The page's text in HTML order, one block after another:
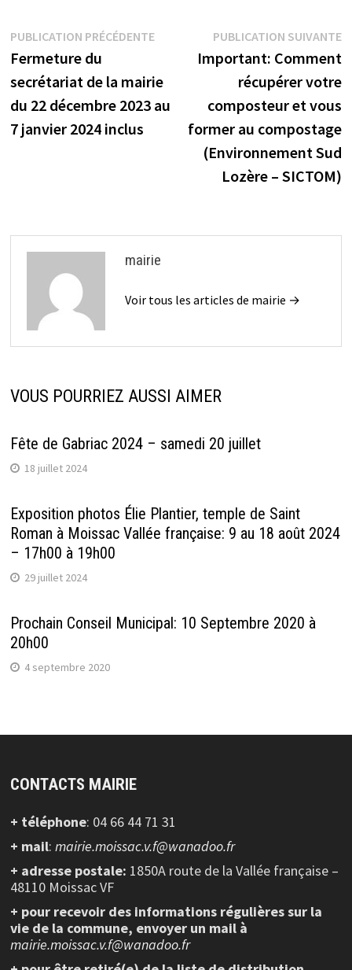
Navigation
de
l’article
PUBLICATION PRÉCÉDENTEPublication
précédente :
Fermeture du
secrétariat de la mairie
du 22 décembre 2023 au
7 janvier 2024 inclus
PUBLICATION SUIVANTE
Important: Comment
récupérer votre
composteur et vous
former au compostage
(Environnement Sud
Lozère – SICTOM)
mairie
Voir tous les articles de mairie →
VOUS POURRIEZ AUSSI AIMER
Fête de Gabriac 2024 – samedi 20 juillet
18 juillet 2024
Exposition photos Élie Plantier, temple de Saint
Roman à Moissac Vallée française: 9 au 18 août 2024
– 17h00 à 19h00
29 juillet 2024
Prochain Conseil Municipal: 10 Septembre 2020 à
20h00
4 septembre 2020
CONTACTS MAIRIE
+ téléphone: 04 66 44 71 31
+ mail: mairie.moissac.v.f@wanadoo.fr
+ adresse postale: 1850A route de la Vallée française –
48110 Moissac VF
+ pour recevoir des informations régulières sur la
vie de la commune, envoyer un mail à
mairie.moissac.v.f@wanadoo.fr